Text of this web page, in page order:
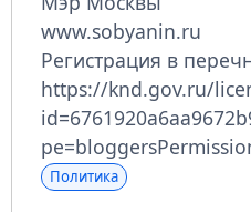
www.sobyanin.ru
Регистрация в
https://knd.gov.ru/
Политика